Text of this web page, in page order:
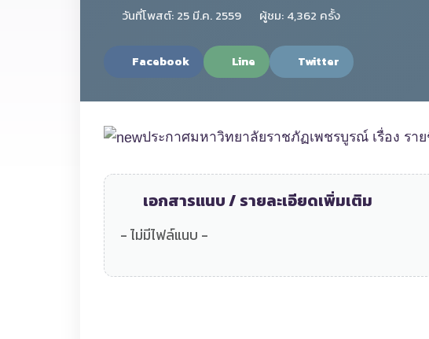
วันที่โพสต์: 25 มี.ค. 2559 ผู้ชม: 4,362 ครั้ง
Facebook Line Twitter
ประกาศมหาวิทยาลัยราชภัฏเพชรบูรณ์ เรื่อง ร
เอกสารแนบ / รายละเอียดเพิ่มเติม
- ไม่มีไฟล์แนบ -